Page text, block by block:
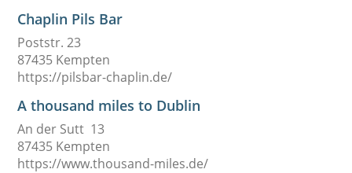
Chaplin Pils Bar
Poststr. 23
87435 Kempten
https://pilsbar-chaplin.de/
A thousand miles to Dublin
An der Sutt 13
87435 Kempten
https://www.thousand-miles.de/